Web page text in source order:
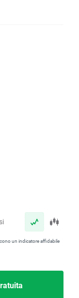
anno
un indicatore affidabile